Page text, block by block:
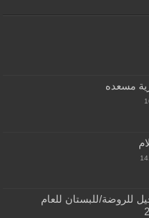
مسعده
للروضة/للبستان للعام